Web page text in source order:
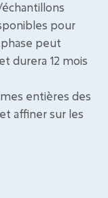
pour
peut
durera 12 mois
entières des
affiner sur les